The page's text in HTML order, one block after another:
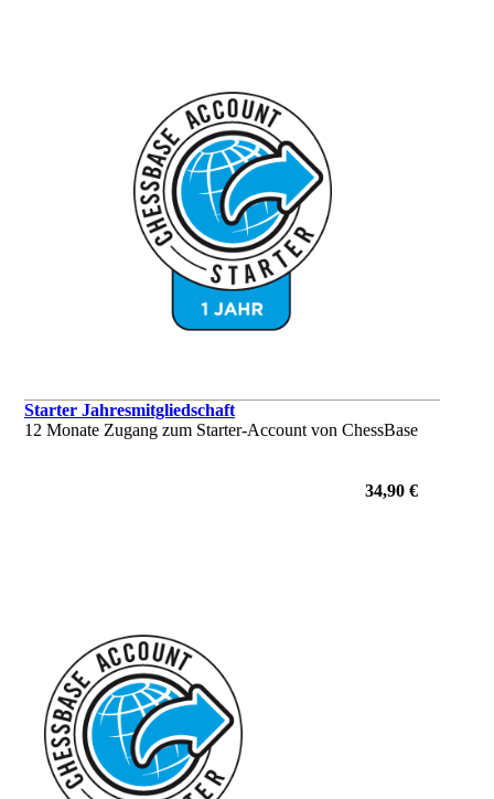
Starter Jahresmitgliedschaft
12 Monate Zugang zum Starter-Account von ChessBase
34,90 €